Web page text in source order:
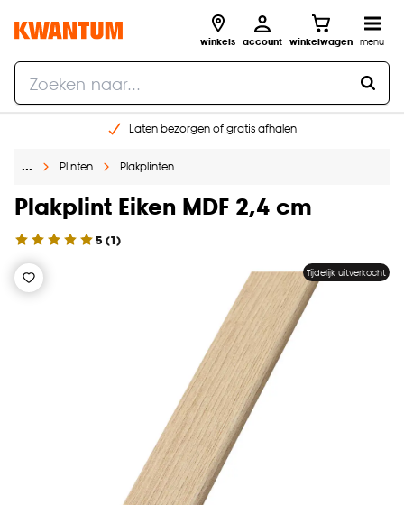
winkels account winkelwagen menu
Laten bezorgen of gratis afhalen
Gratis raam advies en opmeten aan huis
… Plinten Plakplinten
Plakplint Eiken MDF 2,4 cm
5 (1)
Tijdelijk uitverkocht